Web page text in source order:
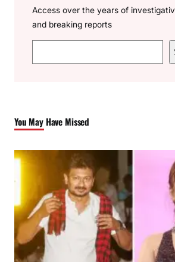
Access over the years of
and breaking reports
e
h
You May Have Missed